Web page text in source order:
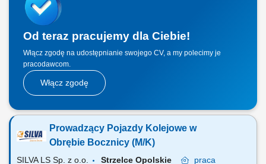
Od teraz pracujemy dla Ciebie!
Włącz zgodę na udostępnianie swojego CV, a my polecimy je
pracodawcom.
Włącz zgodę
Prowadzący Pojazdy Kolejowe w
Obrębie Bocznicy (M/K)
SILVA LS Sp. z o.o. Strzelce Opolskie
praca